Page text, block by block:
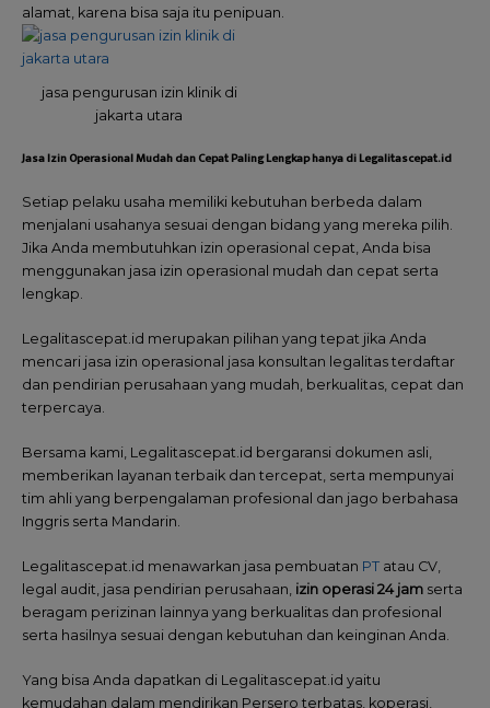
alamat, karena bisa saja itu penipuan.
jasa pengurusan izin klinik di
jakarta utara
Jasa Izin Operasional Mudah dan Cepat Paling Lengkap hanya di Legalitascepat.id
Setiap pelaku usaha memiliki kebutuhan berbeda dalam
menjalani usahanya sesuai dengan bidang yang mereka pilih.
Jika Anda membutuhkan izin operasional cepat, Anda bisa
menggunakan jasa izin operasional mudah dan cepat serta
lengkap.
Legalitascepat.id merupakan pilihan yang tepat jika Anda
mencari jasa izin operasional jasa konsultan legalitas terdaftar
dan pendirian perusahaan yang mudah, berkualitas, cepat dan
terpercaya.
Bersama kami, Legalitascepat.id bergaransi dokumen asli,
memberikan layanan terbaik dan tercepat, serta mempunyai
tim ahli yang berpengalaman profesional dan jago berbahasa
Inggris serta Mandarin.
Legalitascepat.id menawarkan jasa pembuatan PT atau CV,
legal audit, jasa pendirian perusahaan, izin operasi 24 jam serta
beragam perizinan lainnya yang berkualitas dan profesional
serta hasilnya sesuai dengan kebutuhan dan keinginan Anda.
Yang bisa Anda dapatkan di Legalitascepat.id yaitu
kemudahan dalam mendirikan Persero terbatas, koperasi,